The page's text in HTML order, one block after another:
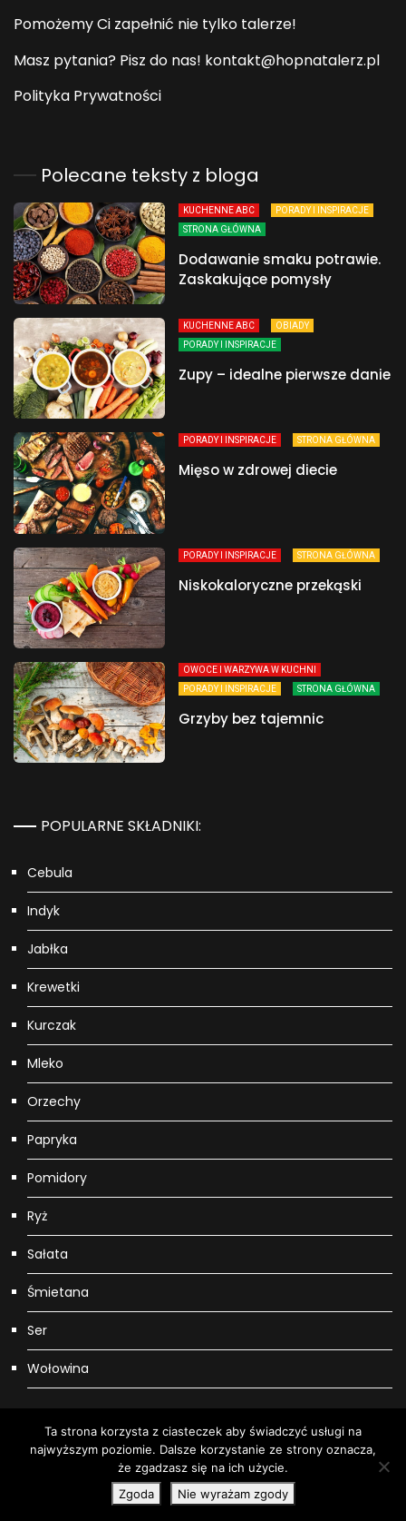
Pomożemy Ci zapełnić nie tylko talerze!
Masz pytania? Pisz do nas! kontakt@hopnatalerz.pl
Polityka Prywatności
Polecane teksty z bloga
KUCHENNE ABC
PORADY I INSPIRACJE
STRONA GŁÓWNA
Dodawanie smaku potrawie.
Zaskakujące pomysły
KUCHENNE ABC
OBIADY
PORADY I INSPIRACJE
Zupy – idealne pierwsze danie
PORADY I INSPIRACJE STRONA GŁÓWNA
Mięso w zdrowej diecie
PORADY I INSPIRACJE STRONA GŁÓWNA
Niskokaloryczne przekąski
OWOCE I WARZYWA W KUCHNI
PORADY I INSPIRACJE
STRONA GŁÓWNA
Grzyby bez tajemnic
POPULARNE SKŁADNIKI:
Cebula
Indyk
Jabłka
Krewetki
Kurczak
Mleko
Orzechy
Papryka
Pomidory
Ryż
Sałata
Śmietana
Ser
Wołowina
Wszystkie prawa zastrzeżone. Copyright: Mersigo Grace Mag by
Everestthemes
Ta strona korzysta z ciasteczek aby świadczyć usługi na
najwyższym poziomie. Dalsze korzystanie ze strony oznacza,
że zgadzasz się na ich użycie.
Zgoda
Nie wyrażam zgody